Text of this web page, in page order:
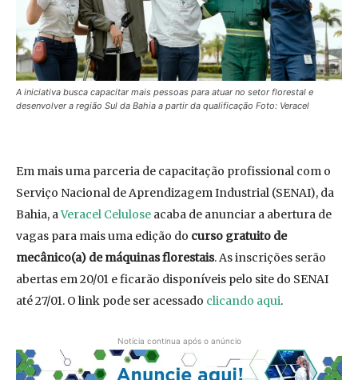
A iniciativa busca capacitar mais pessoas para atuar no setor florestal e
desenvolver a região Sul da Bahia a partir da qualificação Foto: Veracel
Em mais uma parceria de capacitação profissional com o
Serviço Nacional de Aprendizagem Industrial (SENAI), da
Bahia, aVeracel Celulose acaba de anunciar a abertura de
vagas para mais uma edição do curso gratuito de
mecânico(a) de máquinas florestais. As inscrições serão
abertas em 20/01 e ficarão disponíveis pelo site do SENAI
até 27/01. O link pode ser acessado clicando aqui.
Notícia continua após o anúncio